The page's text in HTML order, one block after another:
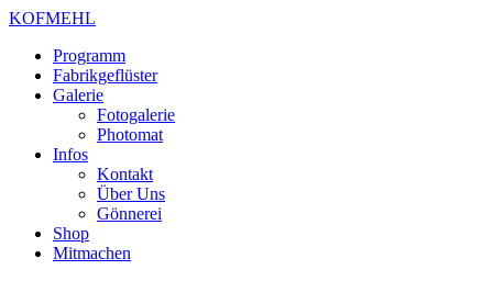
KOFMEHL
Programm
Fabrikgeflüster
Galerie
Fotogalerie
Photomat
Infos
Kontakt
Über Uns
Gönnerei
Shop
Mitmachen